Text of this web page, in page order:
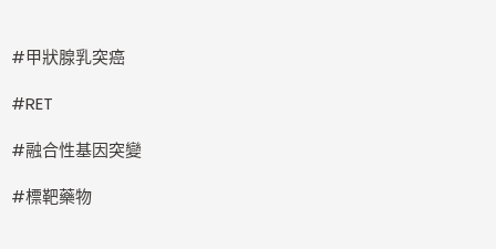
#甲狀腺乳突癌
#RET
#融合性基因突變
#標靶藥物